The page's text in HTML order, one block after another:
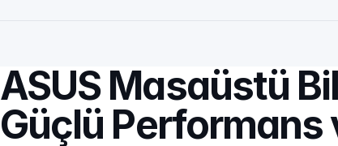
ASUS Masaüstü
Güçlü Performans